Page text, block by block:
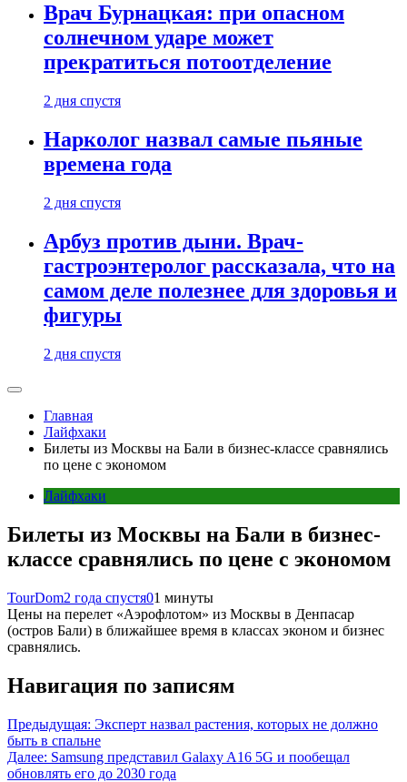
Врач Бурнацкая: при опасном
солнечном ударе может
прекратиться потоотделение
2 дня спустя
Нарколог назвал самые пьяные
времена года
2 дня спустя
Арбуз против дыни. Врач-
гастроэнтеролог рассказала, что на
самом деле полезнее для здоровья и
фигуры
2 дня спустя
Главная
Лайфхаки
Билеты из Москвы на Бали в бизнес-классе сравнялись
по цене с экономом
Лайфхаки
Билеты из Москвы на Бали в бизнес-
классе сравнялись по цене с экономом
TourDom2 года спустя01 минуты
Цены на перелет «Аэрофлотом» из Москвы в Денпасар
(остров Бали) в ближайшее время в классах эконом и бизнес
сравнялись.
Навигация по записям
Предыдущая: Эксперт назвал растения, которых не должно
быть в спальне
Далее: Samsung представил Galaxy A16 5G и пообещал
обновлять его до 2030 года